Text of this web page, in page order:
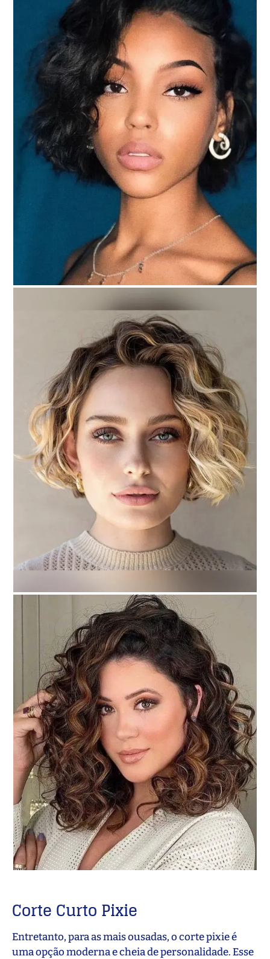
Corte Curto Pixie
Entretanto, para as mais ousadas, o corte pixie é
uma opção moderna e cheia de personalidade. Esse